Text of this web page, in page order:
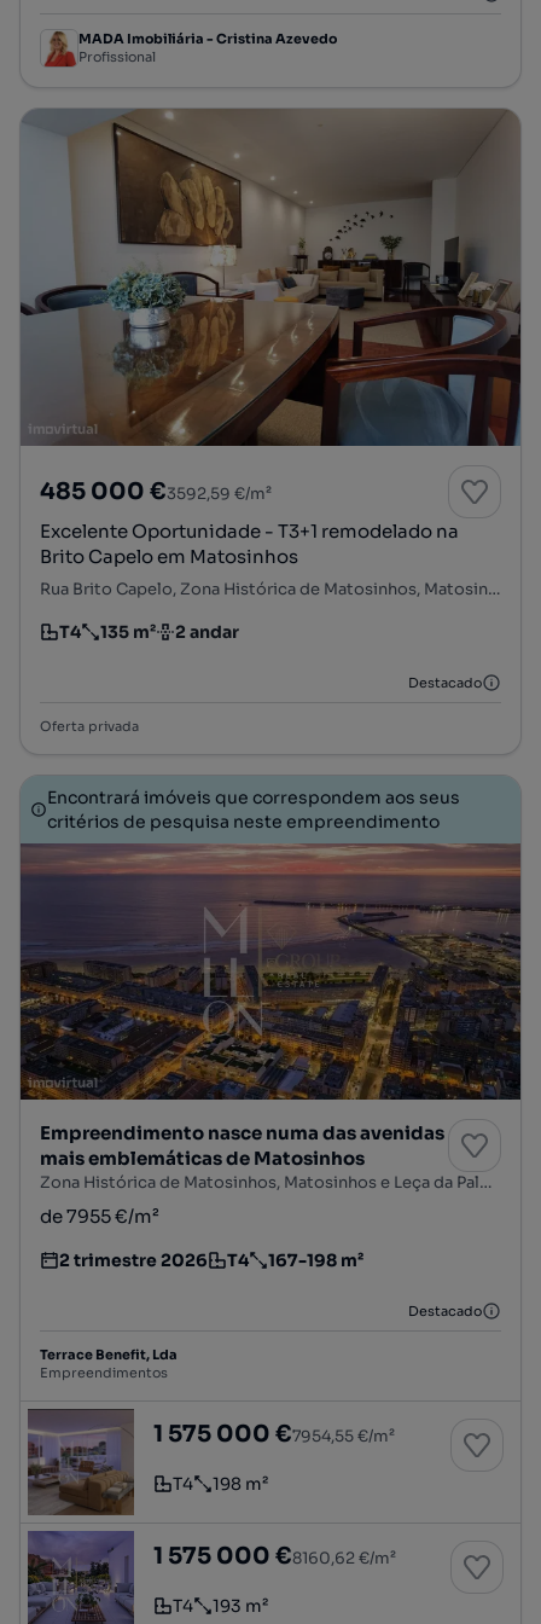
MADA Imobiliária - Cristina Azevedo
Profissional
485 000 €3592,59 €/m²
Excelente Oportunidade - T3+1 remodelado na
Brito Capelo em Matosinhos
Rua Brito Capelo, Zona Histórica de Matosinhos, Matosinhos e Leça da Palmeira, Matosinhos, Porto
Tipologia
T4
Preço por metro quadrado
135 m²
Andar 2 andar
Destacado
Oferta privada
Encontrará imóveis que correspondem aos seus
critérios de pesquisa neste empreendimento
Empreendimento nasce numa das avenidas
mais emblemáticas de Matosinhos
Zona Histórica de Matosinhos, Matosinhos e Leça da Palmeira, Matosinhos, Porto
de 7955 €/m²
Estimativa da entrega do empreendimento imobiliário
2 trimestre 2026
Tipologia T4
Preço por metro quadrado167-198 m²
Destacado
Terrace Benefit, Lda
Empreendimentos
Apartamento T4 na numa das avenidas
1 575 000 €7954,55 €/m²
Tipologia
T4
Preço por metro quadrado
198 m²
Apartamento T4 na numa das avenidas
1 575 000 €8160,62 €/m²
Tipologia
T4
Preço por metro quadrado
193 m²